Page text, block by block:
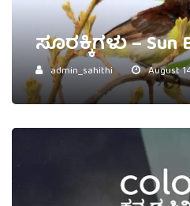
ಸೂರಕ್ಕಿಗಳು – Sun
admin_sahithi August